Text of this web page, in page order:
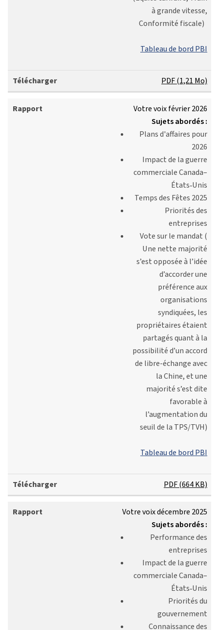
à grande vitesse,
Conformité fiscale)
Tableau de bord PBI
PDF (1,21 Mo)
Votre voix février 2026
Sujets abordés :
Plans d'affaires pour
2026
Impact de la guerre
commerciale Canada–
États‑Unis
Temps des Fêtes 2025
Priorités des
entreprises
Vote sur le mandat (
Une nette majorité
s’est opposée à l’idée
d’accorder une
préférence aux
organisations
syndiquées, les
propriétaires étaient
partagés quant à la
possibilité d’un accord
de libre-échange avec
la Chine, et une
majorité s’est dite
favorable à
l’augmentation du
seuil de la TPS/TVH)
Tableau de bord PBI
PDF (664 KB)
Votre voix décembre 2025
Sujets abordés :
Performance des
entreprises
Impact de la guerre
commerciale Canada–
États‑Unis
Priorités du
gouvernement
Connaissance des